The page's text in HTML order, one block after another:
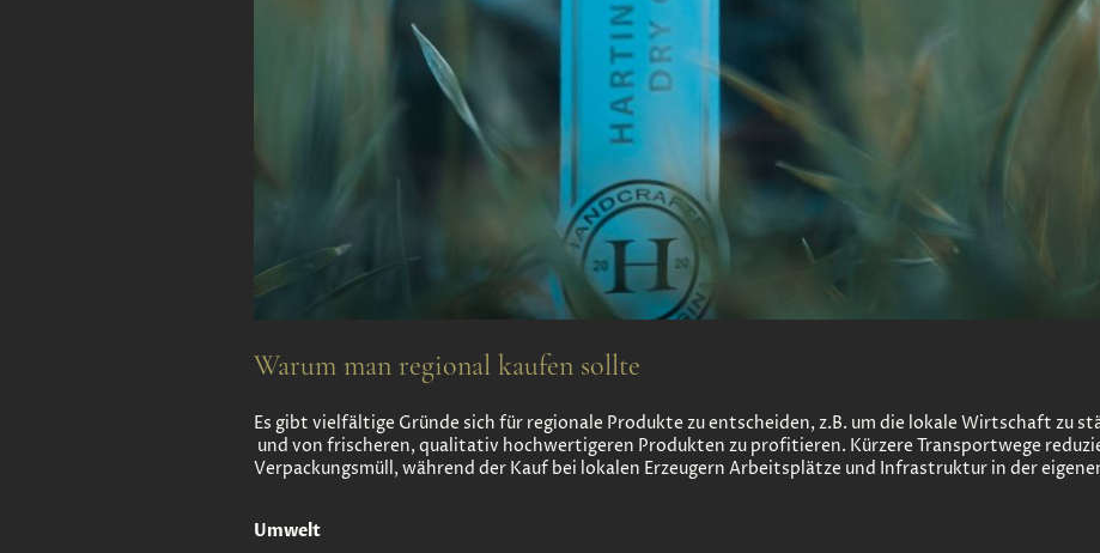
Warum man regional kaufen sollte
Es gibt vielfältige Gründe sich für regionale Produkte zu entscheiden, z.B. um die lokale Wirtschaft zu
und von frischeren, qualitativ hochwertigeren Produkten zu profitieren. Kürzere Transportwege
Verpackungsmüll, während der Kauf bei lokalen Erzeugern Arbeitsplätze und Infrastruktur in der
Umwelt